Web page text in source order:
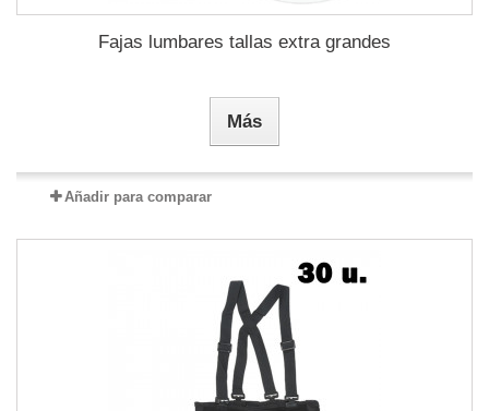
Fajas lumbares tallas extra grandes
Más
Añadir para comparar